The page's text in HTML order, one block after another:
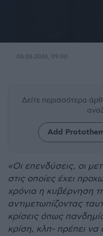
06.06.2026, 09:00
Δείτε περισσότερα
Add
«Οι επενδύσεις, οι
στις οποίες έχει
χρόνια η κυβέρνηση
αντιμετωπίζοντας
κρίσεις όπως
κρίση, κλπ- πρέπει να